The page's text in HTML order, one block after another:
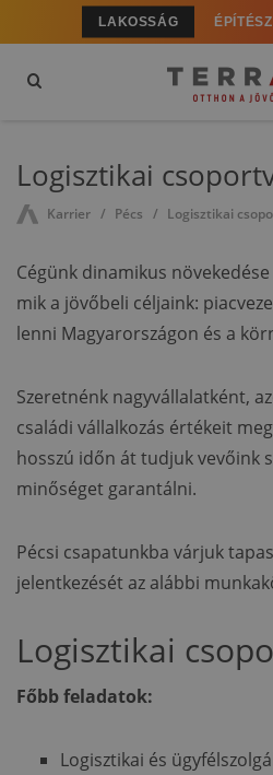
LAKOSSÁG ÉPÍTÉSZ
Logisztikai
Karrier Pécs Logisztikai
Cégünk dinamikus
mik a jövőbeli céljaink:
lenni Magyarországon és a
Szeretnénk nagyvállalatként,
családi vállalkozás értékeit
hosszú időn át tudjuk vevőink
minőséget garantálni.
Pécsi csapatunkba várjuk
jelentkezését az alábbi
Logisztikai
Főbb feladatok:
Logisztikai és